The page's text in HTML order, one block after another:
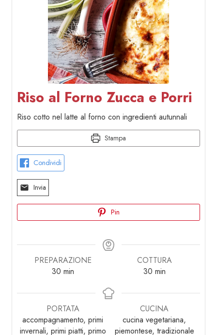
Riso al Forno Zucca e Porri
Riso cotto nel latte al forno con ingredienti autunnali
Stampa
Condividi
Invia
Pin
PREPARAZIONE
30minuti
min
COTTURA
30minuti
min
PORTATA
accompagnamento, primi
invernali, primi piatti, primo
CUCINA
cucina vegetariana,
piemontese, tradizionale